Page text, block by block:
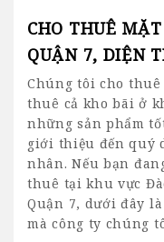
CHO THUÊ
QUẬN 7, DIỆN
Chúng tôi cho
thuê cả kho bãi ở
những sản phẩm
giới thiệu đến quý
nhân.Nếu bạn
thuê tại khu vực
Quận 7, dưới đây
mà công ty chúng